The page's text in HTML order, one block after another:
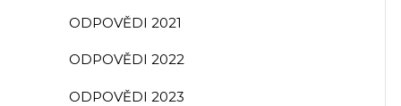
ODPOVĚDI 2021
ODPOVĚDI 2022
ODPOVĚDI 2023